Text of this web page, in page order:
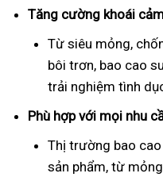
Tăng cường khoái
Từ siêu mỏng,
bôi trơn, bao cao
trải nghiệm tình
Phù hợp với mọi nhu
Thị trường bao
sản phẩm, từ